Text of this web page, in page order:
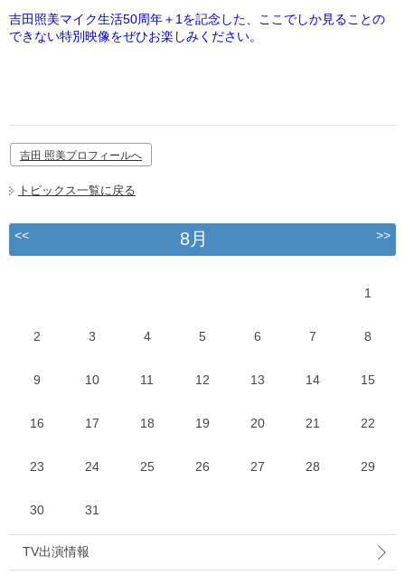
吉田照美マイク生活50周年＋1を記念した、ここでしか見ることの
できない特別映像をぜひお楽しみください。
吉田 照美プロフィールへ
トピックス一覧に戻る
<< 8月 >>
1
2 3 4 5 6 7 8
9 10 11 12 13 14 15
16 17 18 19 20 21 22
23 24 25 26 27 28 29
30 31
TV出演情報